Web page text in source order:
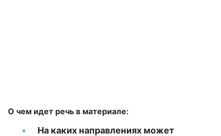
О чем идет речь в материале:
На каких направлениях может